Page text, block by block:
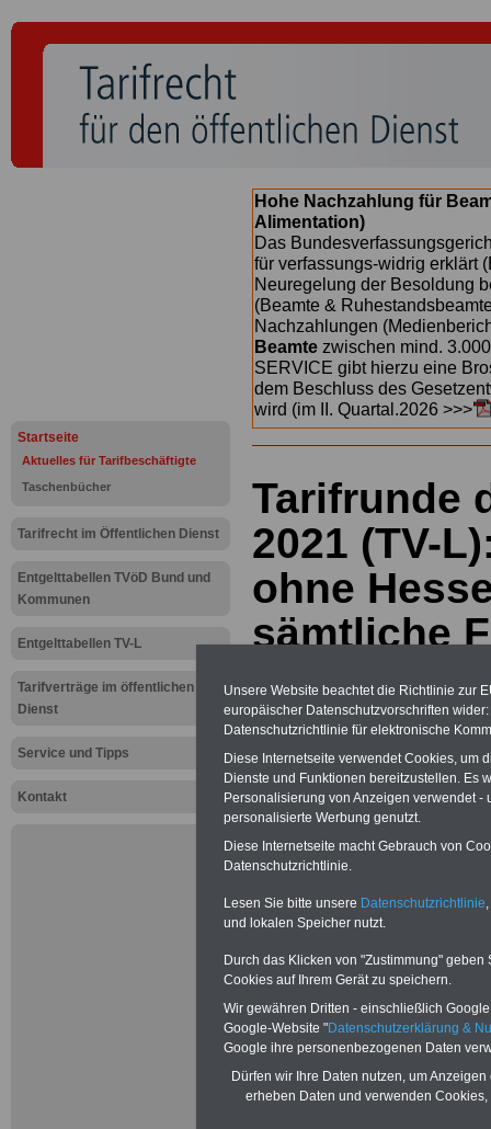
Startseite
Aktuelles für Tarifbeschäftigte
Taschenbücher
Tarifrecht im Öffentlichen Dienst
Entgelttabellen TVöD Bund und
Kommunen
Entgelttabellen TV-L
Tarifverträge im öffentlichen
Dienst
Service und Tipps
Kontakt
Hohe Nachzahlung für
Alimentation)
Das
für verfassungs-widrig erklärt
Neuregelung der Besoldung
(Beamte &
Nachzahlungen
Beamte zwischen mind.
SERVICE gibt hierzu eine
dem Beschluss des
wird (im II. Quartal.2026 >>>
Tarifrunde
2021 (TV-
ohne
sämtliche
der
ver.di
Neu aufgelegt: Oktober
Zur Übersicht
Unsere Website beachtet die Richtlinie zur
europäischer Datenschutzvorschriften
Datenschutzrichtlinie für elektronische
Diese Internetseite verwendet Cookies, um
Dienste und Funktionen bereitzustellen. Es
Personalisierung von Anzeigen verwendet
personalisierte Werbung genutzt.
Diese Internetseite macht Gebrauch von
Datenschutzrichtlinie.
Lesen Sie bitte unsere Datenschutzrichtlinie
und lokalen Speicher nutzt.
Durch das Klicken von "Zustimmung"
Cookies auf Ihrem Gerät zu speichern.
Wir gewähren Dritten - einschließlich
Google-Website "Datenschutzerklärung &
Google ihre personenbezogenen Daten
Dürfen wir Ihre Daten nutzen, um
erheben Daten und verwenden